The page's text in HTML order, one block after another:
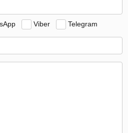
Viber Telegram